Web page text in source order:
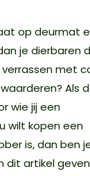
op deurmat
je dierbaren
met
Als
wie jij een
wilt kopen een
is, dan ben
dit artikel